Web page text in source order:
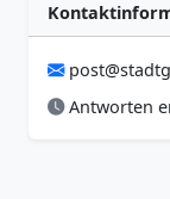
Antworten